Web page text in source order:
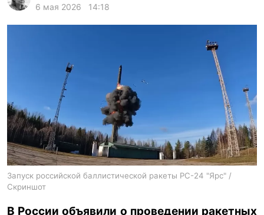
gambling
ua ru
6 мая 2026
14:18
Запуск российской баллистической ракеты РС-24 "Ярс" /
Скриншот
В России объявили о проведении ракетных